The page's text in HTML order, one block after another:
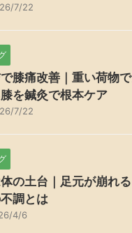
7/22
膝痛改善｜重い荷物
を鍼灸で根本ケア
7/22
の土台｜足元が崩れ
調とは
4/6